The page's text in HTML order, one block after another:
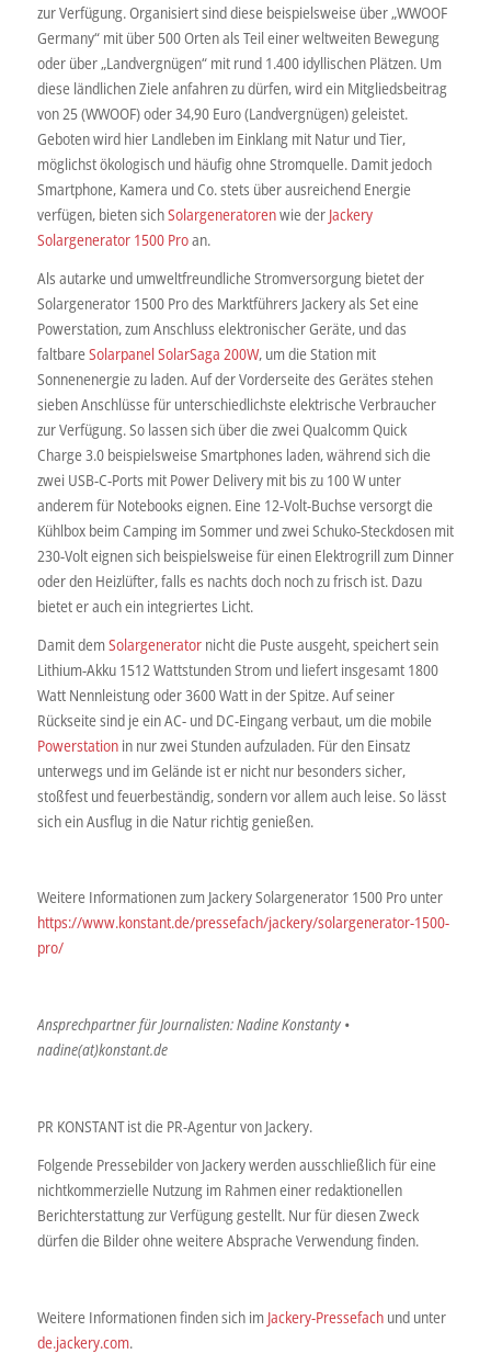
zur Verfügung. Organisiert sind diese beispielsweise über „WWOOF
Germany“ mit über 500 Orten als Teil einer weltweiten Bewegung
oder über „Landvergnügen“ mit rund 1.400 idyllischen Plätzen. Um
diese ländlichen Ziele anfahren zu dürfen, wird ein Mitgliedsbeitrag
von 25 (WWOOF) oder 34,90 Euro (Landvergnügen) geleistet.
Geboten wird hier Landleben im Einklang mit Natur und Tier,
möglichst ökologisch und häufig ohne Stromquelle. Damit jedoch
Smartphone, Kamera und Co. stets über ausreichend Energie
verfügen, bieten sichSolargeneratorenwie der Jackery
Solargenerator 1500 Proan.
Als autarke und umweltfreundliche Stromversorgung bietet der
Solargenerator 1500 Pro des Marktführers Jackery als Set eine
Powerstation, zum Anschluss elektronischer Geräte, und das
faltbareSolarpanel SolarSaga 200W, um die Station mit
Sonnenenergie zu laden. Auf der Vorderseite des Gerätes stehen
sieben Anschlüsse für unterschiedlichste elektrische Verbraucher
zur Verfügung. So lassen sich über die zwei Qualcomm Quick
Charge 3.0 beispielsweise Smartphones laden, während sich die
zwei USB-C-Ports mit Power Delivery mit bis zu 100 W unter
anderem für Notebooks eignen. Eine 12-Volt-Buchse versorgt die
Kühlbox beim Camping im Sommer und zwei Schuko-Steckdosen mit
230-Volt eignen sich beispielsweise für einen Elektrogrill zum Dinner
oder den Heizlüfter, falls es nachts doch noch zu frisch ist. Dazu
bietet er auch ein integriertes Licht.
Damit demSolargeneratornicht die Puste ausgeht, speichert sein
Lithium-Akku 1512 Wattstunden Strom und liefert insgesamt 1800
Watt Nennleistung oder 3600 Watt in der Spitze. Auf seiner
Rückseite sind je ein AC- und DC-Eingang verbaut, um die mobile
Powerstationin nur zwei Stunden aufzuladen. Für den Einsatz
unterwegs und im Gelände ist er nicht nur besonders sicher,
stoßfest und feuerbeständig, sondern vor allem auch leise. So lässt
sich ein Ausflug in die Natur richtig genießen.
Weitere Informationen zum Jackery Solargenerator 1500 Pro unter
https://www.konstant.de/pressefach/jackery/solargenerator-1500-
pro/
Ansprechpartner für Journalisten: Nadine Konstanty •
nadine(at)konstant.de
PR KONSTANT ist die PR-Agentur von Jackery.
Folgende Pressebilder von Jackery werden ausschließlich für eine
nichtkommerzielle Nutzung im Rahmen einer redaktionellen
Berichterstattung zur Verfügung gestellt. Nur für diesen Zweck
dürfen die Bilder ohne weitere Absprache Verwendung finden.
Weitere Informationen finden sich im Jackery-Pressefachund unter
de.jackery.com.